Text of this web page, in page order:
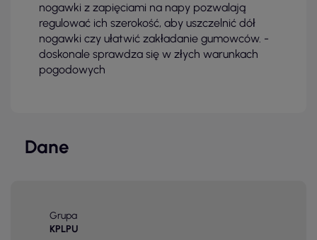
nogawki z zapięciami na napy pozwalają
regulować ich szerokość, aby uszczelnić dół
nogawki czy ułatwić zakładanie gumowców. -
doskonale sprawdza się w złych warunkach
pogodowych
Dane
Grupa
KPLPU